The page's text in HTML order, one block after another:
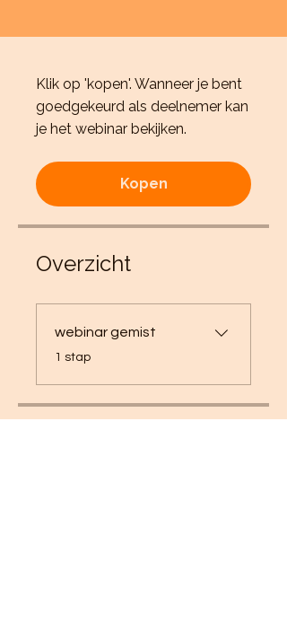
Klik op 'kopen'. Wanneer je bent
goedgekeurd als deelnemer kan
je het webinar bekijken.
Kopen
Overzicht
webinar gemist
.1 stap